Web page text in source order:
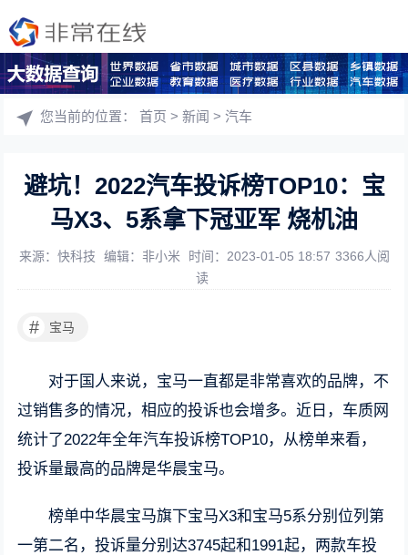
您当前的位置：首页 >新闻 >汽车
避坑！2022汽车投诉榜TOP10：宝
马X3、5系拿下冠亚军 烧机油
来源：快科技 编辑：非小米 时间：2023-01-05 18:57 3366人阅
读
# 宝马
对于国人来说，宝马一直都是非常喜欢的品牌，不
过销售多的情况，相应的投诉也会增多。近日，车质网
统计了2022年全年汽车投诉榜TOP10，从榜单来看，
投诉量最高的品牌是华晨宝马。
榜单中华晨宝马旗下宝马X3和宝马5系分别位列第
一第二名，投诉量分别达3745起和1991起，两款车投